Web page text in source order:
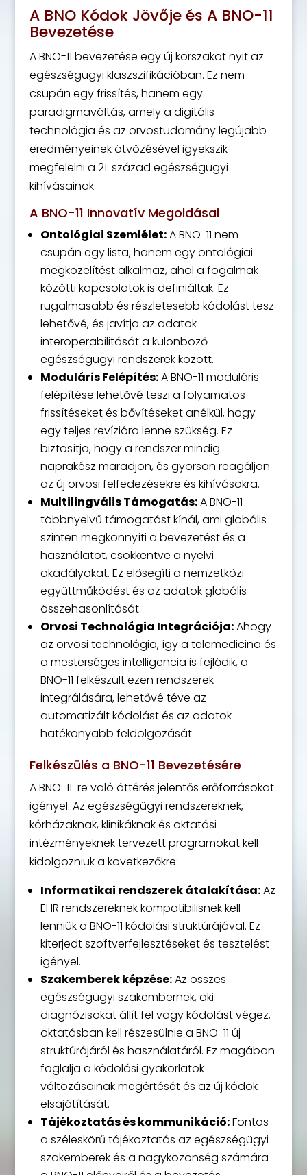
A BNO Kódok Jövője és A BNO-11
Bevezetése
A BNO-11 bevezetése egy új korszakot nyit az
egészségügyi klaszszifikációban. Ez nem
csupán egy frissítés, hanem egy
paradigmaváltás, amely a digitális
technológia és az orvostudomány legújabb
eredményeinek ötvözésével igyekszik
megfelelni a 21. század egészségügyi
kihívásainak.
A BNO-11 Innovatív Megoldásai
Ontológiai Szemlélet:A BNO-11 nem
csupán egy lista, hanem egy ontológiai
megközelítést alkalmaz, ahol a fogalmak
közötti kapcsolatok is definiáltak. Ez
rugalmasabb és részletesebb kódolást tesz
lehetővé, és javítja az adatok
interoperabilitását a különböző
egészségügyi rendszerek között.
Moduláris Felépítés:A BNO-11 moduláris
felépítése lehetővé teszi a folyamatos
frissítéseket és bővítéseket anélkül, hogy
egy teljes revízióra lenne szükség. Ez
biztosítja, hogy a rendszer mindig
naprakész maradjon, és gyorsan reagáljon
az új orvosi felfedezésekre és kihívásokra.
Multilingvális Támogatás:A BNO-11
többnyelvű támogatást kínál, ami globális
szinten megkönnyíti a bevezetést és a
használatot, csökkentve a nyelvi
akadályokat. Ez elősegíti a nemzetközi
együttműködést és az adatok globális
összehasonlítását.
Orvosi Technológia Integrációja:Ahogy
az orvosi technológia, így a telemedicina és
a mesterséges intelligencia is fejlődik, a
BNO-11 felkészült ezen rendszerek
integrálására, lehetővé téve az
automatizált kódolást és az adatok
hatékonyabb feldolgozását.
Felkészülés a BNO-11 Bevezetésére
A BNO-11-re való áttérés jelentős erőforrásokat
igényel. Az egészségügyi rendszereknek,
kórházaknak, klinikáknak és oktatási
intézményeknek tervezett programokat kell
kidolgozniuk a következőkre:
Informatikai rendszerek átalakítása:Az
EHR rendszereknek kompatibilisnek kell
lenniük a BNO-11 kódolási struktúrájával. Ez
kiterjedt szoftverfejlesztéseket és tesztelést
igényel.
Szakemberek képzése:Az összes
egészségügyi szakembernek, aki
diagnózisokat állít fel vagy kódolást végez,
oktatásban kell részesülnie a BNO-11 új
struktúrájáról és használatáról. Ez magában
foglalja a kódolási gyakorlatok
változásainak megértését és az új kódok
elsajátítását.
Tájékoztatás és kommunikáció:Fontos
a széleskörű tájékoztatás az egészségügyi
szakemberek és a nagyközönség számára